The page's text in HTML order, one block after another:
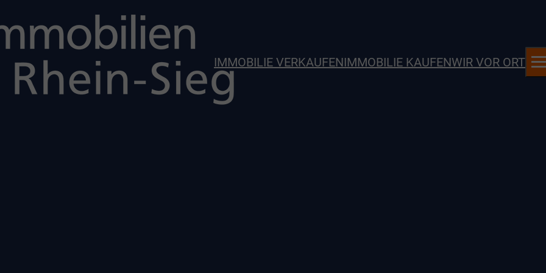
IMMOBILIE VERKAUFENIMMOBILIE KAUFENWIR VOR ORT